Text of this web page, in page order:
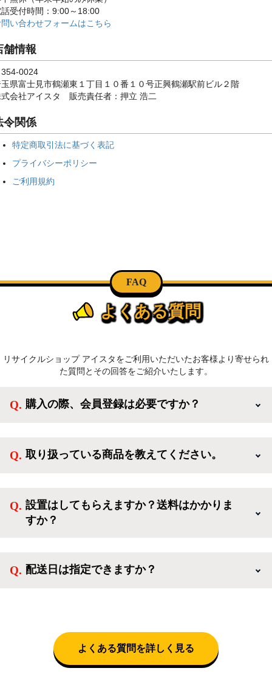
受付時間：9:00～18:00
い合わせフォームはこちら
舗情報
0024
県富士見市鶴瀬東１丁目１０番１０号正興鶴瀬駅前ビル２階
会社アイスタ 販売責任者：押立 浩二
令関係
特定商取引法に基づく表記
プライバシーポリシー
ご利用規約
FAQ
よくある質問
リサイクルショップ アイスタをご利用いただいたお客様より寄せられ
た質問とその回答をご紹介いたします。
購入の際、会員登録は必要ですか？
方、登録しなくてもカートに商品を入れた後、ログイ
取り扱っている商品を教えてください。
活を応援するような家電セットから、季節・空調家
電、調理家電、生活家電まで、幅広く中古家電を取り
設置はしてもらえますか？送料はかかりま
すか？
神奈川・千葉)において自社配送を選択いただくこと
配送日は指定できますか？
話にて日時決定に関するご連絡をさせて頂きます。
よくある質問を詳しく見る